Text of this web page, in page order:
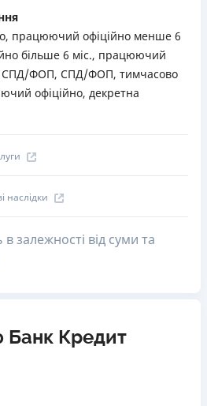
працюючий офіційно менше 6
більше 6 міс., працюючий
СПД/ФОП, СПД/ФОП, тимчасово
офіційно, декретна
наслідки
залежності від суми та
Банк Кредит